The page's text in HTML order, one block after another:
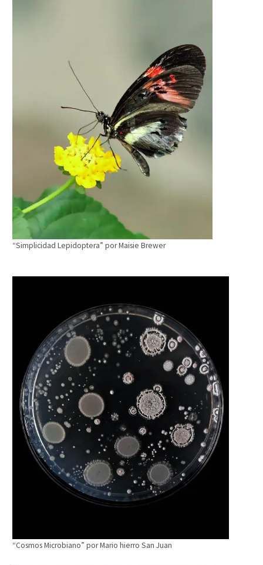
“Simplicidad Lepidoptera” por Maisie Brewer
“Cosmos Microbiano” por Mario hierro San Juan